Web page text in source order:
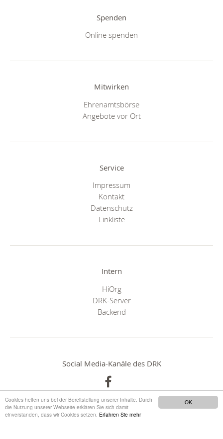
OK
Cookies helfen uns bei der Bereitstellung unserer Inhalte. Durch
die Nutzung unserer Webseite erklären Sie sich damit
einverstanden, dass wir Cookies setzen. Erfahren Sie mehr
Spenden
Online spenden
Mitwirken
Ehrenamtsbörse
Angebote vor Ort
Service
Impressum
Kontakt
Datenschutz
Linkliste
Intern
HiOrg
DRK-Server
Backend
Social Media-Kanäle des DRK